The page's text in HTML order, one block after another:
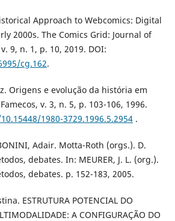
Approach to Webcomics: Digital
2000s. The Comics Grid: Journal of
9, n. 1, p. 10, 2019. DOI:
cg.162.
Origens e evolução da história em
v. 3, n. 5, p. 103-106, 1996.
1980-3729.1996.5.2954.
Adair. Motta-Roth (orgs.). D.
debates. In: MEURER, J. L. (org.).
debates. p. 152-183, 2005.
ESTRUTURA POTENCIAL DO
A CONFIGURAÇÃO DO